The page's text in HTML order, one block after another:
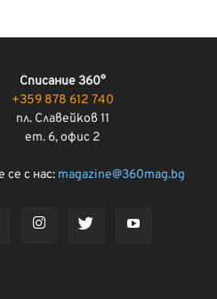
Списание 360°
+359 878 612 740
пл. Славейков 11
ет. 6, офис 2
с нас: magazine@360mag.bg